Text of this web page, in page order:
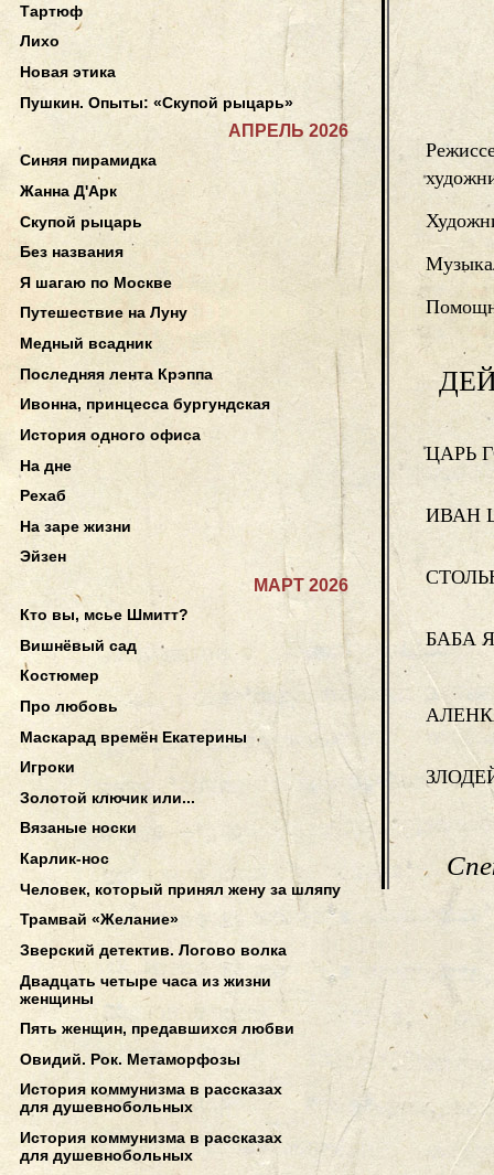
ЦАРЬ
ИВАН
БАБА
Тартюф
Лихо
Новая этика
Пушкин. Опыты: «Скупой рыцарь»
АПРЕЛЬ 2026
Синяя пирамидка
Жанна Д'Арк
Скупой рыцарь
Без названия
Я шагаю по Москве
Путешествие на Луну
Медный всадник
Последняя лента Крэппа
Ивонна, принцесса бургундская
История одного офиса
На дне
Рехаб
На заре жизни
Эйзен
МАРТ 2026
Кто вы, мсье Шмитт?
Вишнёвый сад
Костюмер
Про любовь
Маскарад времён Екатерины
Игроки
Золотой ключик или...
Вязаные носки
Карлик-нос
Человек, который принял жену за шляпу
Трамвай «Желание»
Зверский детектив. Логово волка
Двадцать четыре часа из жизни
женщины
Пять женщин, предавшихся любви
Овидий. Рок. Метаморфозы
История коммунизма в рассказах
для душевнобольных
История коммунизма в рассказах
для душевнобольных